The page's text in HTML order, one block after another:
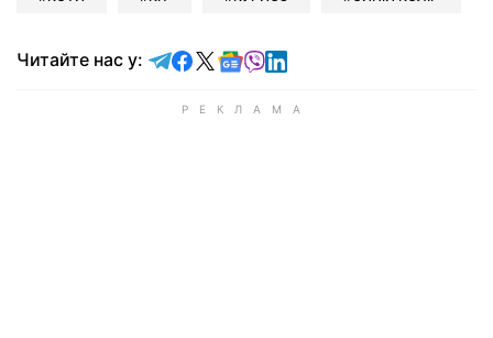
Читайте нас у: Читайте у Telegram
Читайте у Facebook
Читайте у X
Читайте у Google news
Читайте у Viber
Читайте у LinkedIn